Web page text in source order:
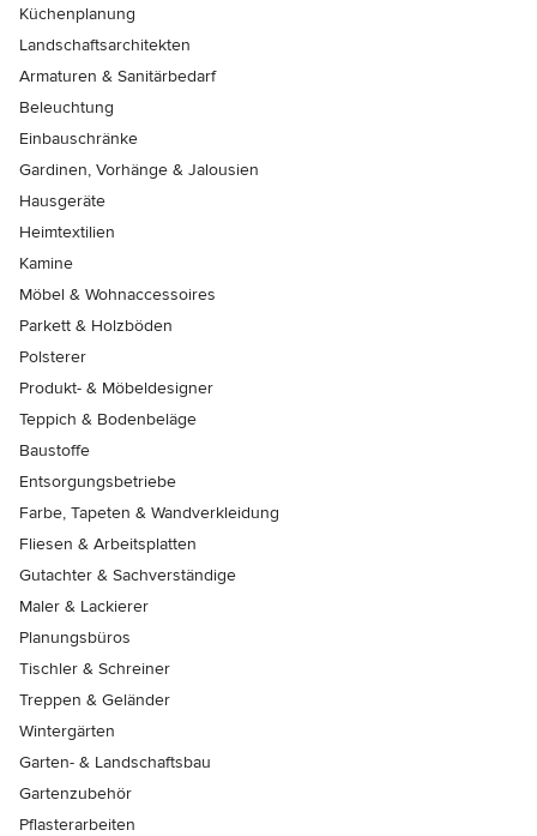
Küchenplanung
Landschaftsarchitekten
Armaturen & Sanitärbedarf
Beleuchtung
Einbauschränke
Gardinen, Vorhänge & Jalousien
Hausgeräte
Heimtextilien
Kamine
Möbel & Wohnaccessoires
Parkett & Holzböden
Polsterer
Produkt- & Möbeldesigner
Teppich & Bodenbeläge
Baustoffe
Entsorgungsbetriebe
Farbe, Tapeten & Wandverkleidung
Fliesen & Arbeitsplatten
Gutachter & Sachverständige
Maler & Lackierer
Planungsbüros
Tischler & Schreiner
Treppen & Geländer
Wintergärten
Garten- & Landschaftsbau
Gartenzubehör
Pflasterarbeiten